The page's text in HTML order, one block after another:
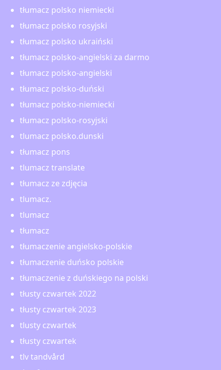
tłumacz polsko niemiecki
tłumacz polsko rosyjski
tłumacz polsko ukraiński
tłumacz polsko-angielski za darmo
tłumacz polsko-angielski
tłumacz polsko-duński
tłumacz polsko-niemiecki
tłumacz polsko-rosyjski
tlumacz polsko.dunski
tłumacz pons
tlumacz translate
tłumacz ze zdjęcia
tlumacz.
tlumacz
tłumacz
tłumaczenie angielsko-polskie
tłumaczenie duńsko polskie
tłumaczenie z duńskiego na polski
tłusty czwartek 2022
tłusty czwartek 2023
tlusty czwartek
tłusty czwartek
tlv tandvård